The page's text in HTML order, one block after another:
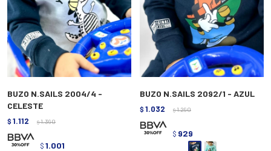
BUZO N.SAILS 2004/4 -
CELESTE
$ 1.112 $ 1.390
$ 1.001
BUZO N.SAILS 2092/1 - AZUL
$ 1.032 $ 1.290
$ 929